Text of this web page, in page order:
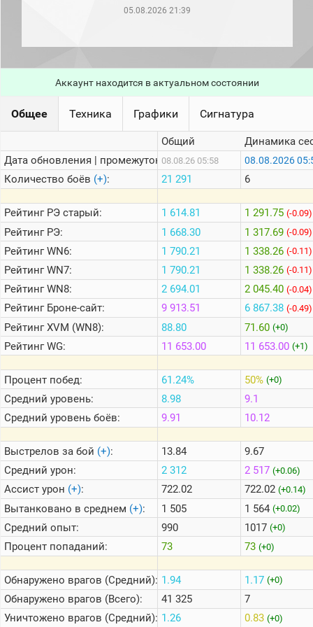
месяц)
(за
последние
сессии)
Топ
1000
Кланы
стримеров
Информация
Онлайн
Цветовая
шкала
Теlegram
ВК
Портал
Мира
Танков
05.08.2026 21:39
Аккаунт находится в актуальном состоянии
Общее Техника Графики Сигнатура
Дата обновления | промежуток:
Количество боёв (+):
РейтингРЭ старый:
РейтингРЭ:
РейтингWN6:
РейтингWN7:
РейтингWN8:
РейтингБроне-сайт:
РейтингXVM (WN8):
РейтингWG:
Процент побед:
Средний уровень:
Средний уровень боёв:
Выстрелов за бой (+):
Средний урон:
Ассист урон (+):
Вытанковано в среднем (+):
Средний опыт:
Процент попаданий:
Обнаружено врагов (Средний):
Обнаружено врагов (Всего):
Уничтожено врагов (Средний):
Общий
08.08.26 05:58
21 291
1 614.81
1 668.30
1 790.21
1 790.21
2 694.01
9 913.51
88.80
11 653.00
61.24%
8.98
9.91
13.84
2 312
722.02
1 505
990
73
1.94
41 325
1.26
Динамика
08.08.2026
6
1 291.75 (-0.09)
1 317.69 (-0.09)
1 338.26 (-0.11)
1 338.26 (-0.11)
2 045.40 (-0.04)
6 867.38 (-0.49)
71.60 (+0)
11 653.00 (+1)
50% (+0)
9.1
10.12
9.67
2 517 (+0.06)
722.02 (+0.14)
1 564 (+0.02)
1017 (+0)
73 (+0)
1.17 (+0)
7
0.83 (+0)